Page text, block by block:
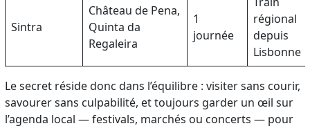
Sintra
Château de Pena,
Quinta da
Regaleira
1
journée
régional
depuis
Lisbonne
Le secret réside donc dans l’équilibre : visiter sans courir,
savourer sans culpabilité, et toujours garder un œil sur
l’agenda local — festivals, marchés ou concerts — pour